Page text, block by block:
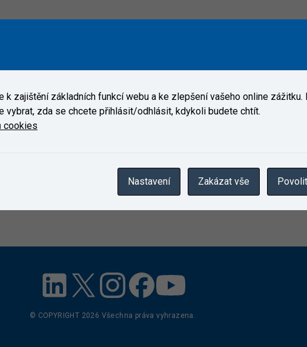
© COPYRIGHT 2026 Všechna práva vyhrazena.
k zajištění základních funkcí webu a ke zlepšení vašeho online zážitku.
vybrat, zda se chcete přihlásit/odhlásit, kdykoli budete chtít.
cookies
Nastavení Zakázat vše